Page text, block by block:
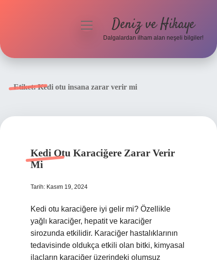
menüyü
Deniz ve Hikaye
Dalgalardan ilham alan neşeli bilgiler!
Etiket:Kedi otu insana zarar verir mi
Kedi Otu Karaciğere Zarar Verir
Mi
Tarih: Kasım 19, 2024
Kedi otu karaciğere iyi gelir mi? Özellikle
yağlı karaciğer, hepatit ve karaciğer
sirozunda etkilidir. Karaciğer hastalıklarının
tedavisinde oldukça etkili olan bitki, kimyasal
ilaçların karaciğer üzerindeki olumsuz